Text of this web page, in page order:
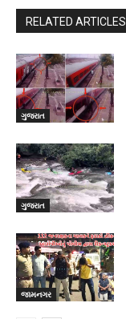
RELATED ARTICLES
ગુજરાત
ગુજરાત
જામનગર